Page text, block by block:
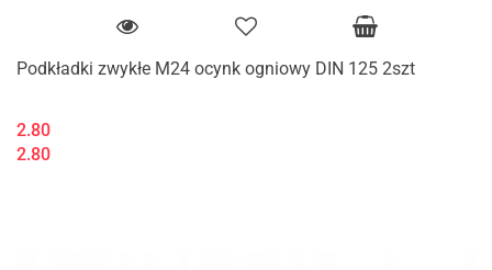
Podkładki zwykłe M24 ocynk ogniowy DIN 125 2szt
2.80
2.80